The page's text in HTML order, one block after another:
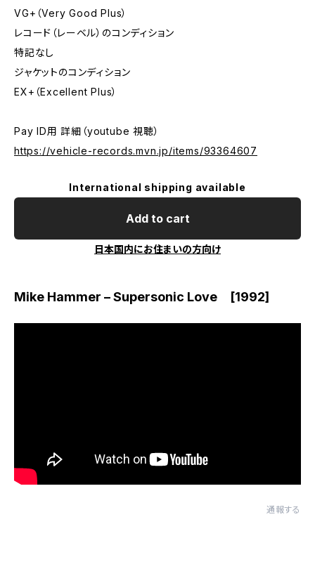
VG+（Very Good Plus）
レコード（レーベル）のコンディション
特記なし
ジャケットのコンディション
EX+（Excellent Plus）
Pay ID用 詳細（youtube 視聴）
https://vehicle-records.mvn.jp/items/93364607
International shipping available
Add to cart
日本国内にお住まいの方向け
Mike Hammer – Supersonic Love [1992]
通報する